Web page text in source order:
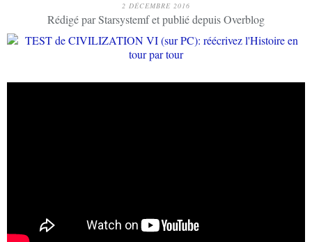
2 DÉCEMBRE 2016
Rédigé par Starsystemf et publié depuis Overblog